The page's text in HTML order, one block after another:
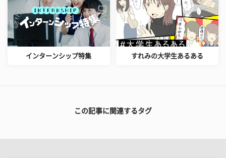
インターンシップ特集 すれみの大学生あるある
この記事に関連するタグ